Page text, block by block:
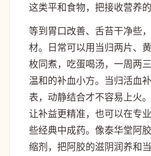
这类平和食物，把接收营养
等到胃口改善、舌苔干净些
材。日常可以用当归两片、
枚同煮，吃蛋喝汤，一周两
温和的补血小方。当归活血
表，动静结合才不容易上火
让补益更精准，也可以在专
些经典中成药。像泰华堂阿
缩剂，把阿胶的滋阴润养和